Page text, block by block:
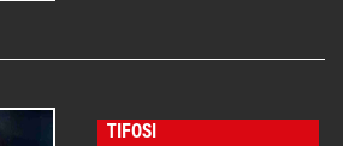
TIFOSI